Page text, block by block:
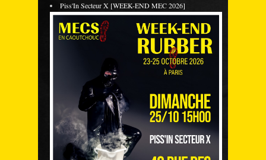
Piss'In Secteur X [WEEK-END MEC 2026]